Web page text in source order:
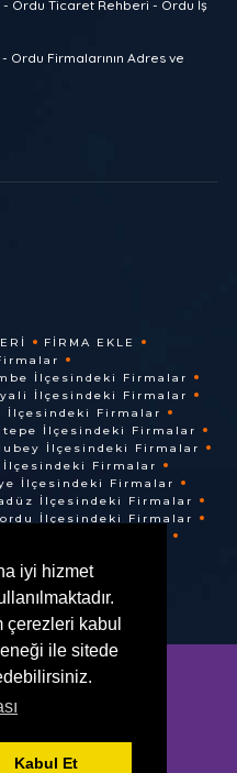
iyi hizmet
kabul
ile sitede
Kabul Et
Ordu Ticaret Rehberi - Ordu İş
Ordu Firmalarının Adres ve
FIRMA EKLE
İlçesindeki Firmalar
İlçesindeki Firmalar
İlçesindeki Firmalar
İlçesindeki Firmalar
İlçesindeki Firmalar
İlçesindeki Firmalar
İlçesindeki Firmalar
İlçesindeki Firmalar
İlçesindeki Firmalar